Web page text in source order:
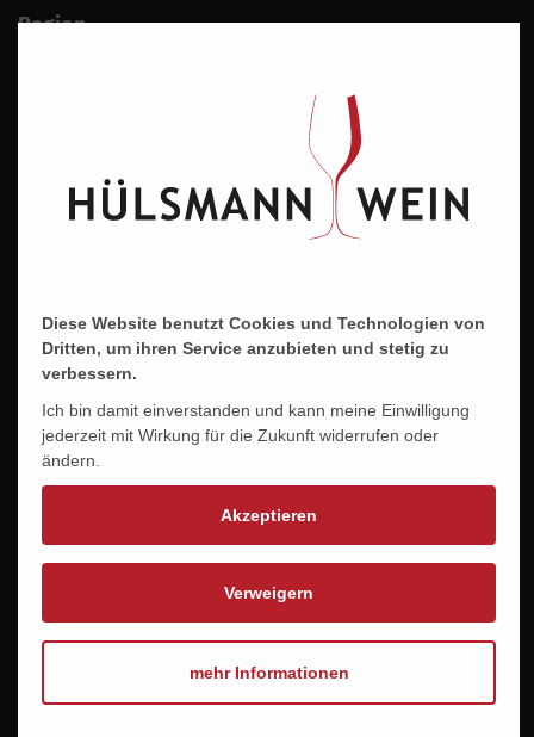
Region
Alkoholgehalt
11,5 % vol.
ZU DIESEM PRODUKT PASST ...
Diese Website benutzt Cookies und Technologien von
Dritten, um ihren Service anzubieten und stetig zu
verbessern.
Ich bin damit einverstanden und kann meine Einwilligung
jederzeit mit Wirkung für die Zukunft widerrufen oder
ändern.
Akzeptieren
Verweigern
mehr Informationen